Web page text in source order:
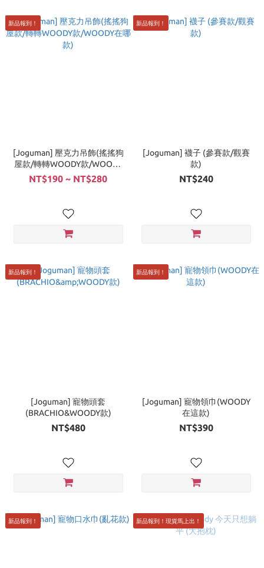
新品報到！
[Joguman] 壓克力吊飾(搖搖狗
屋款/轉轉WOODY款/WOODY
在哪款)
NT$190 ~ NT$280
新品報到！
[Joguman] 襪子 (參賽款/觀賽
款)
NT$240
新品報到！
[Joguman] 寵物頭套
(BRACHIO&WOODY款)
NT$480
新品報到！
[Joguman] 寵物領巾(WOODY
在這款)
NT$390
新品報到！ 新品報到！現貨馬上出！